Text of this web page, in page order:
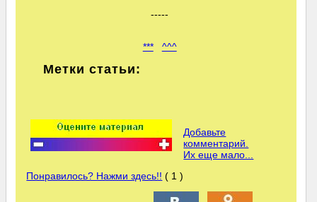
-----
*** ^^^
Метки статьи:
Добавьте
комментарий.
Их еще мало...
Понравилось? Нажми здесь!! ( 1 )